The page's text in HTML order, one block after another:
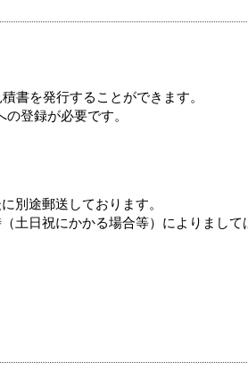
書を発行することができます。
登録が必要です。
別途郵送しております。
土日祝にかかる場合等）によりまして